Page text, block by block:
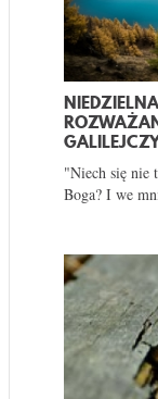
"Niech się nie
Boga? I we